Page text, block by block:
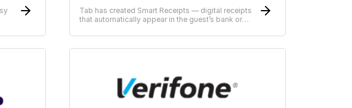
Tab has created Smart Receipts — digital receipts
that automatically appear in the guest’s bank or